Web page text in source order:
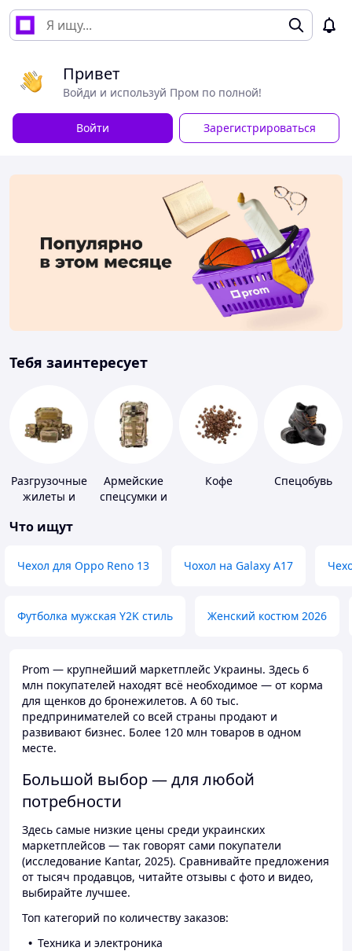
Привет
Войди и используй Пром по полной!
Войти Зарегистрироваться
Тебя заинтересует
Разгрузочные
жилеты и
без плит
Армейские
спецсумки и
Кофе Спецобувь
Что ищут
Чехол для Oppo Reno 13 Чохол на Galaxy A17
Футболка мужская Y2K стиль Женский костюм 2026
Prom — крупнейший маркетплейс Украины. Здесь 6
млн покупателей находят всё необходимое — от корма
для щенков до бронежилетов. А 60 тыс.
предпринимателей со всей страны продают и
развивают бизнес. Более 120 млн товаров в одном
месте.
Большой выбор — для любой
потребности
Здесь самые низкие цены среди украинских
маркетплейсов — так говорят сами покупатели
(исследование Kantar, 2025). Сравнивайте предложения
от тысяч продавцов, читайте отзывы с фото и видео,
выбирайте лучшее.
Топ категорий по количеству заказов:
Техника и электроника